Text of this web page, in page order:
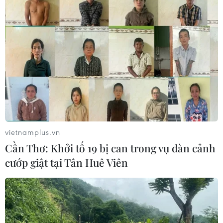
Đà Nẵng tìm "lời giải bài toán" an
ninh nguồn nước
08/08/2026 05:05
Ghe gỗ phát nổ trên sông Sài Gòn
khiến một người thiệt mạng
08/08/2026 04:44
Dự án Sân bay Phú Quốc tăng tốc thi
công, sẽ cán mốc vận hành từ tháng
4/2027
08/08/2026 04:30
vietnamplus.vn
Cần Thơ: Khởi tố 19 bị can trong vụ dàn cảnh
cướp giật tại Tân Huê Viên